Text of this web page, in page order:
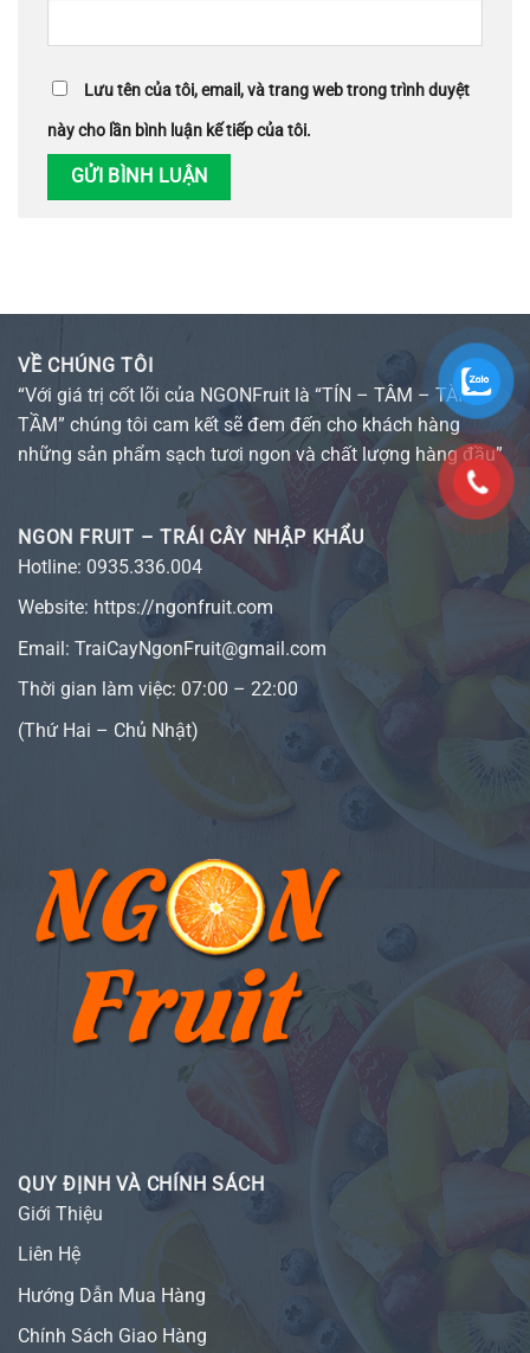
Lưu tên của tôi, email, và trang web trong trình duyệt
này cho lần bình luận kế tiếp của tôi.
VỀ CHÚNG TÔI
“Với giá trị cốt lõi của NGONFruit là “TÍN – TÂM – TÀI –
TẦM” chúng tôi cam kết sẽ đem đến cho khách hàng
những sản phẩm sạch tươi ngon và chất lượng hàng đầu”
NGON FRUIT – TRÁI CÂY NHẬP KHẨU
Hotline: 0935.336.004
Website: https://ngonfruit.com
Email: TraiCayNgonFruit@gmail.com
Thời gian làm việc: 07:00 – 22:00
(Thứ Hai – Chủ Nhật)
QUY ĐỊNH VÀ CHÍNH SÁCH
Giới Thiệu
Liên Hệ
Hướng Dẫn Mua Hàng
Chính Sách Giao Hàng